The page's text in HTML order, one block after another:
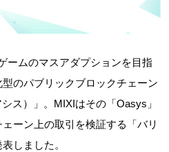
ームのマスアダプションを目指
のパブリックブロックチェーン
ス）」。MIXIはその「Oasys」
ーン上の取引を検証する「バリ
しました。